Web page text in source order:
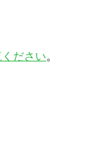
ださい。